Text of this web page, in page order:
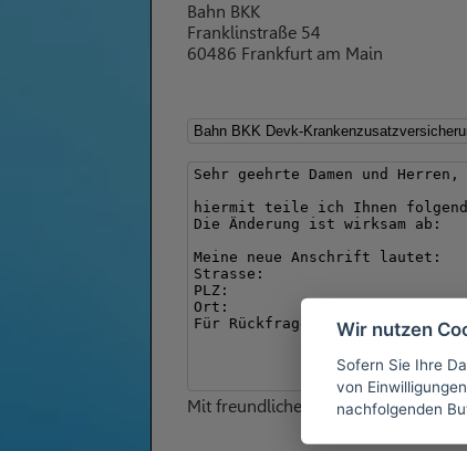
Bahn BKK
Franklinstraße 54
60486 Frankfurt am Main
Mit freundlichen Grüßen
Wir nutzen
Sofern Sie Ihre
von
nachfolgenden